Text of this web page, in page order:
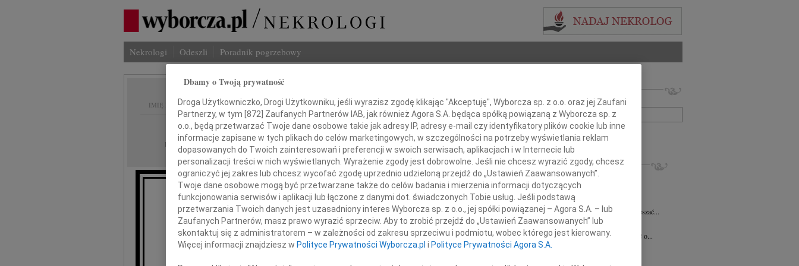
Nekrologi Odeszli Poradnik pogrzebowy
IMIĘ I NAZWISKO:
REGION: Warszawa
DATA EMISJI: 31.10.2024
Serdecznie wspominamy zmarłych
Dyrygentów
Imię i nazwisko lub numer ogłoszenia:
+ szukanie zaawansowane
INNE NEKROLOGI
Marek Pliszkiewicz05.08.2026
Ze smutkiem żegnamy Profesora Marka...
Marianna Szymańska
Gdyby miłość mogła uzdrawiać a łzy wskrzeszać...
Andrzej Gołaszewski04.08.2026
Z wielkim smutkiem przyjęliśmy wiadomość o...
Andrzej Perzanowski
Dbamy o Twoją prywatność
Droga Użytkowniczko, Drogi Użytkowniku, jeśli wyrazisz zgodę klikając "Akceptuję", Wyborcza sp. z o.o. oraz jej Zaufani
Partnerzy, w tym [ 872 ] Zaufanych Partnerów IAB, jak również Agora S.A. będąca spółką powiązaną z Wyborcza sp. z
o.o., będą przetwarzać Twoje dane osobowe takie jak adresy IP, adresy e-mail czy identyfikatory plików cookie lub inne
informacje zapisane w tych plikach do celów marketingowych, w szczególności na potrzeby wyświetlania reklam
dopasowanych do Twoich zainteresowań i preferencji w swoich serwisach, aplikacjach i w Internecie lub
personalizacji treści w nich wyświetlanych. Wyrażenie zgody jest dobrowolne. Jeśli nie chcesz wyrazić zgody, chcesz
ograniczyć jej zakres lub chcesz wycofać zgodę uprzednio udzieloną przejdź do „Ustawień Zaawansowanych”.
Twoje dane osobowe mogą być przetwarzane także do celów badania i mierzenia informacji dotyczących
funkcjonowania serwisów i aplikacji lub łączone z danymi dot. świadczonych Tobie usług. Jeśli podstawą
przetwarzania Twoich danych jest uzasadniony interes Wyborcza sp. z o.o., jej spółki powiązanej – Agora S.A. – lub
Zaufanych Partnerów, masz prawo wyrazić sprzeciw. Aby to zrobić przejdź do „Ustawień Zaawansowanych” lub
skontaktuj się z administratorem – w zależności od zakresu sprzeciwu i podmiotu, wobec którego jest kierowany.
Więcej informacji znajdziesz w Polityce Prywatności Wyborcza.pl i Polityce Prywatności Agora S.A.